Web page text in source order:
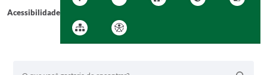
Acessibilidade